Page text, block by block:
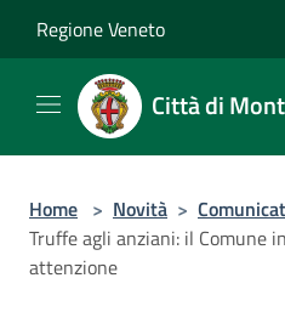
Regione Veneto
Città di
Home > Novità >
Truffe agli anziani: il Comune
attenzione